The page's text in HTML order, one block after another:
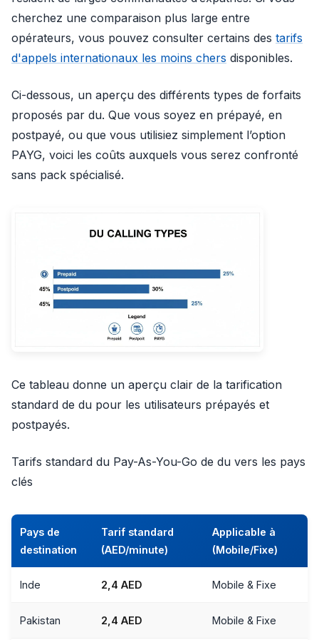
cherchez une comparaison plus large entre
opérateurs, vous pouvez consulter certains des tarifs
d'appels internationaux les moins chers disponibles.
Ci-dessous, un aperçu des différents types de forfaits
proposés par du. Que vous soyez en prépayé, en
postpayé, ou que vous utilisiez simplement l’option
PAYG, voici les coûts auxquels vous serez confronté
sans pack spécialisé.
Ce tableau donne un aperçu clair de la tarification
standard de du pour les utilisateurs prépayés et
postpayés.
Tarifs standard du Pay-As-You-Go de du vers les pays
clés
Pays de
destination
Tarif standard
(AED/minute)
Applicable à
(Mobile/Fixe)
Inde 2,4 AED Mobile & Fixe
Pakistan 2,4 AED Mobile & Fixe